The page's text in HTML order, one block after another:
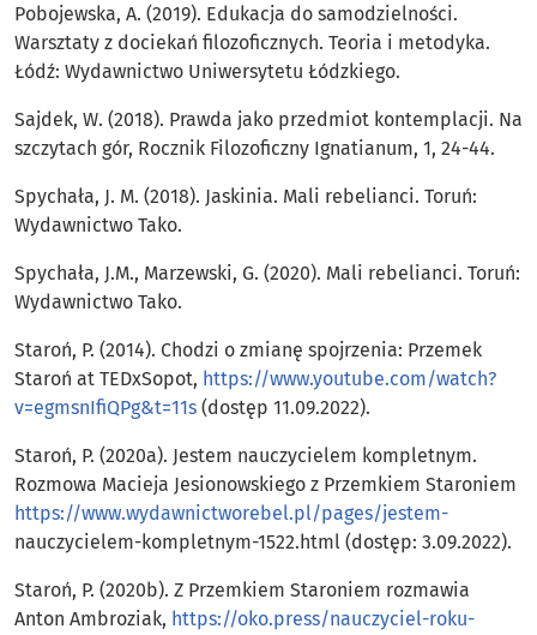
Pobojewska, A. (2019). Edukacja do samodzielności.
Warsztaty z dociekań filozoficznych. Teoria i metodyka.
Łódź: Wydawnictwo Uniwersytetu Łódzkiego.
Sajdek, W. (2018). Prawda jako przedmiot kontemplacji. Na
szczytach gór, Rocznik Filozoficzny Ignatianum, 1, 24-44.
Spychała, J. M. (2018). Jaskinia. Mali rebelianci. Toruń:
Wydawnictwo Tako.
Spychała, J.M., Marzewski, G. (2020). Mali rebelianci. Toruń:
Wydawnictwo Tako.
Staroń, P. (2014). Chodzi o zmianę spojrzenia: Przemek
Staroń at TEDxSopot, https://www.youtube.com/watch?
v=egmsnIfiQPg&t=11s (dostęp 11.09.2022).
Staroń, P. (2020a). Jestem nauczycielem kompletnym.
Rozmowa Macieja Jesionowskiego z Przemkiem Staroniem
https://www.wydawnictworebel.pl/pages/jestem-
nauczycielem-kompletnym-1522.html (dostęp: 3.09.2022).
Staroń, P. (2020b). Z Przemkiem Staroniem rozmawia
Anton Ambroziak, https://oko.press/nauczyciel-roku-